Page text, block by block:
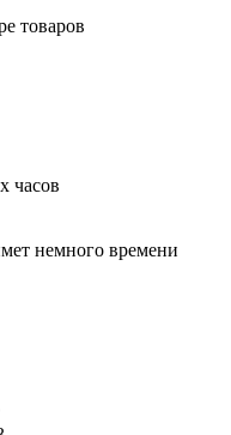
товаров
часов
немного времени